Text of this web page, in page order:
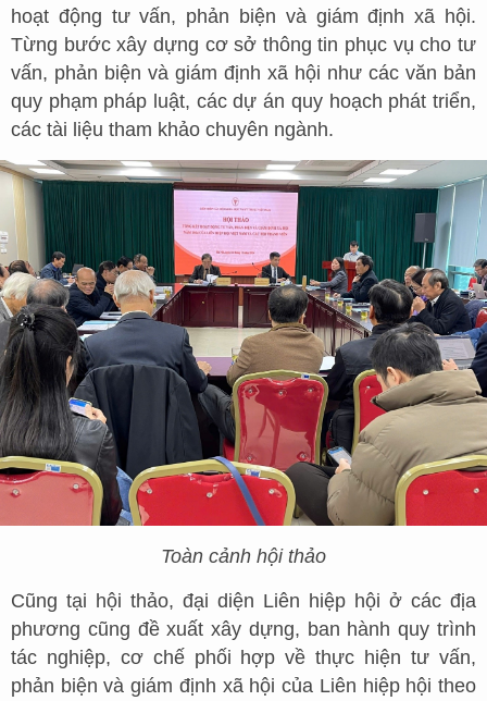
hoạt động tư vấn, phản biện và giám định xã hội.
Từng bước xây dựng cơ sở thông tin phục vụ cho tư
vấn, phản biện và giám định xã hội như các văn bản
quy phạm pháp luật, các dự án quy hoạch phát triển,
các tài liệu tham khảo chuyên ngành.
Toàn cảnh hội thảo
Cũng tại hội thảo, đại diện Liên hiệp hội ở các địa
phương cũng đề xuất xây dựng, ban hành quy trình
tác nghiệp, cơ chế phối hợp về thực hiện tư vấn,
phản biện và giám định xã hội của Liên hiệp hội theo